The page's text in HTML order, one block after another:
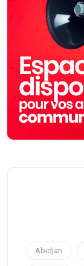
Abidjan